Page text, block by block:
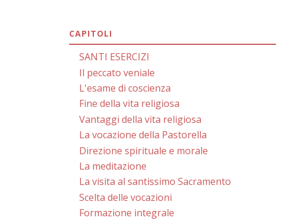
CAPITOLI
SANTI ESERCIZI
Il peccato veniale
L'esame di coscienza
Fine della vita religiosa
Vantaggi della vita religiosa
La vocazione della Pastorella
Direzione spirituale e morale
La meditazione
La visita al santissimo Sacramento
Scelta delle vocazioni
Formazione integrale